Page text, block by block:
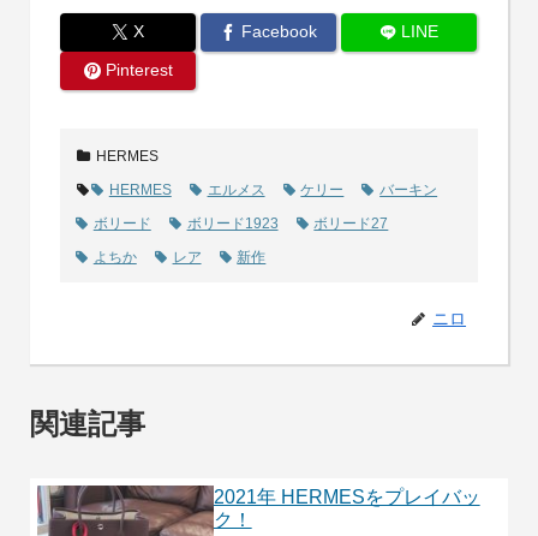
X Facebook
LINE
Pinterest
HERMES
HERMES
エルメス ケリー
バーキン
ボリード
ボリード1923
ボリード27
よちか
レア 新作
ニロ
関連記事
2021年 HERMESをプレイバッ
ク！